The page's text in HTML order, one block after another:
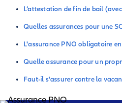
L’attestation de fin de bail
Quelles assurances pour une
L'assurance PNO obligatoire
Quelle assurance pour un
Faut-il s'assurer contre la